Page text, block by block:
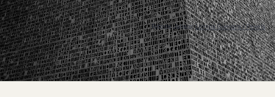
Foto de Jalisco:Lornna Guevara / Pexels